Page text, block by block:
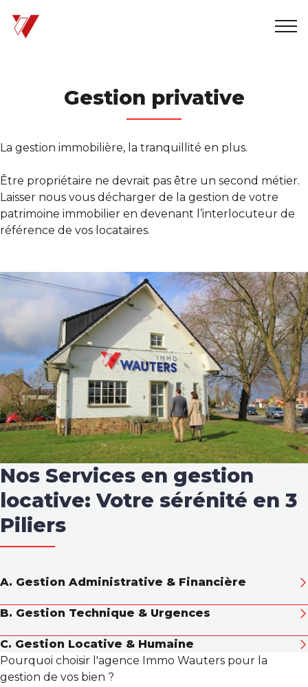
A vendre
A louer
Gestion privative
Estimation
Notre Histoire
Contact
Condition générales
Gestion privative
Gestion privative
La gestion immobilière, la tranquillité en plus.
Être propriétaire ne devrait pas être un second métier.
Laisser nous vous décharger de la gestion de votre
patrimoine immobilier en devenant l’interlocuteur de
référence de vos locataires.
Nos Services en gestion
locative: Votre sérénité en 3
Piliers
A. Gestion Administrative & Financière
comptable dédié. Encaissement des loyers et suivi
automatique. Décompte des charges de copropriété.
Paiement des factures liées au bien.
B. Gestion Technique & Urgences
gérons notre réseau d'artisans locaux pour vous.
Interventions d'urgence : Chauffage en panne, fuite
d'eau, problème de VMC ou électricité. Entretien
C. Gestion Locative & Humaine
Nous choisissons vos locataires comme si c'était pour
nous. Sélection rigoureuse des candidats (solvabilité
Pourquoi choisir l'agence Immo Wauters pour la
gestion de vos bien ?